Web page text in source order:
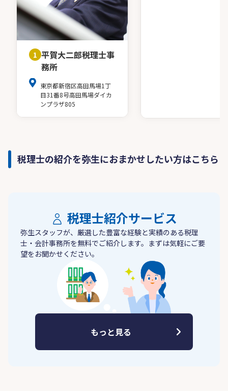
1 平賀大二郎税理士事
務所
東京都新宿区高田馬場1丁
目31番8号高田馬場ダイカ
ンプラザ805
税理士の紹介を弥生におまかせしたい方はこちら
税理士紹介サービス
弥生スタッフが、厳選した豊富な経験と実績のある税理
士・会計事務所を無料でご紹介します。まずは気軽にご要
望をお聞かせください。
もっと見る